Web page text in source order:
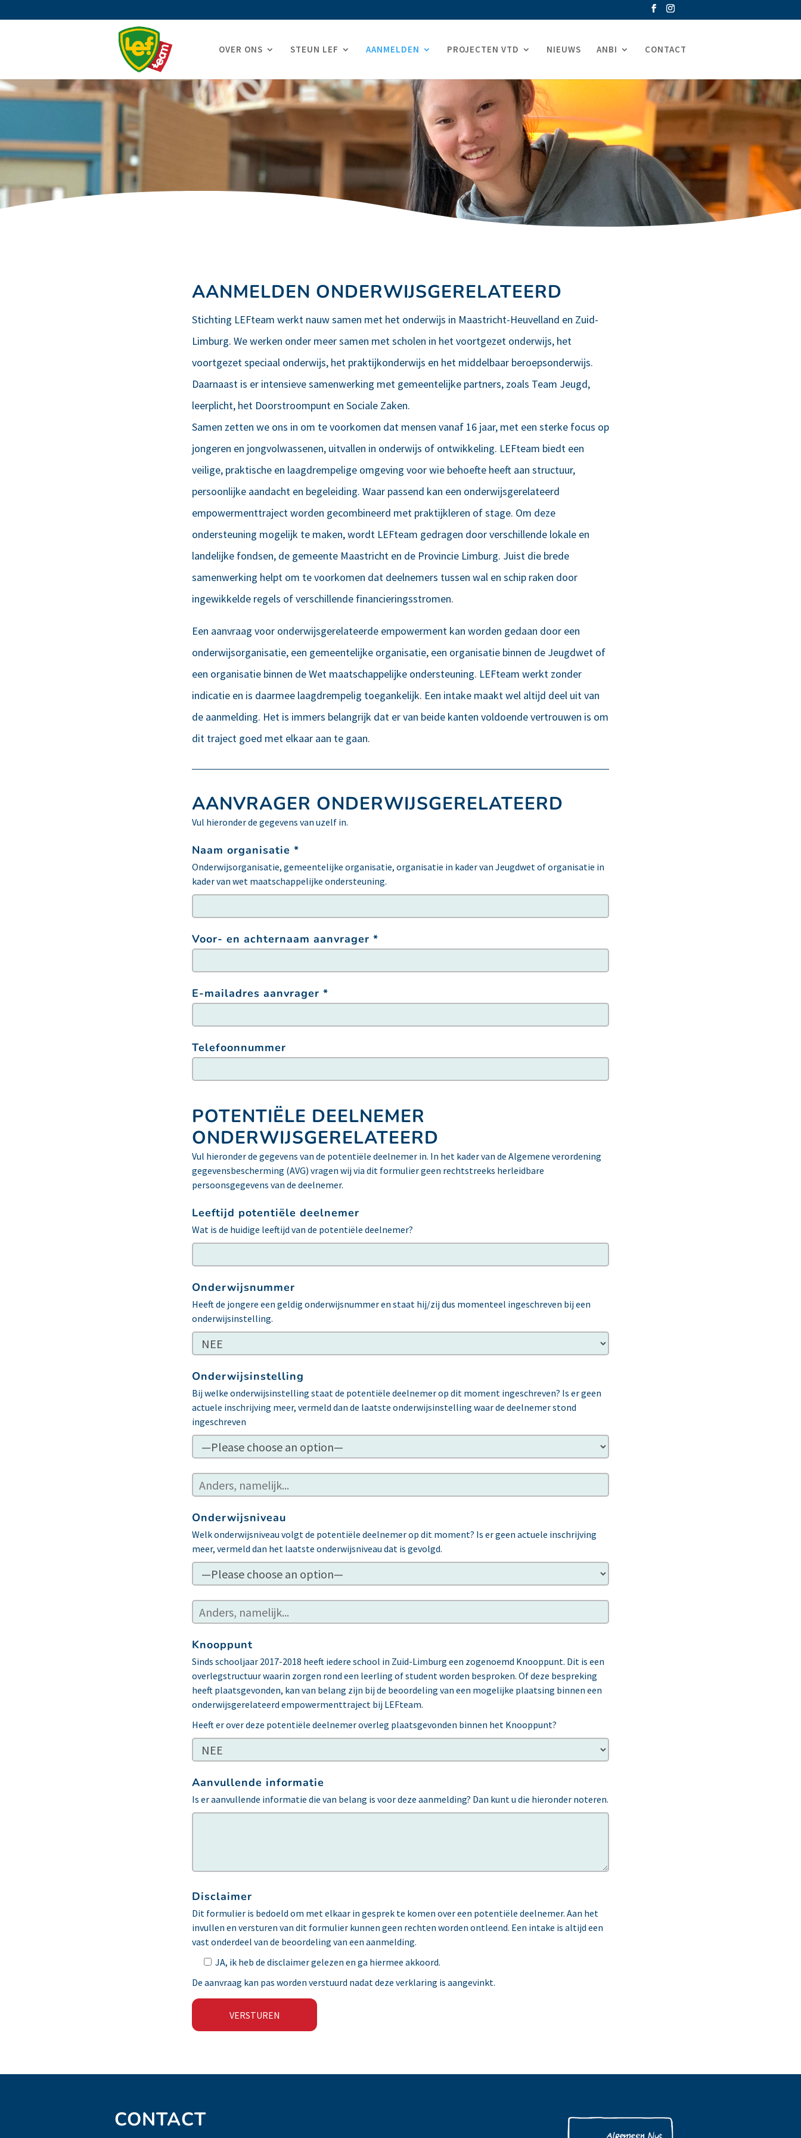
OVER ONS STEUN LEF AANMELDEN PROJECTEN VTD NIEUWS ANBI CONTACT
AANMELDEN ONDERWIJSGERELATEERD
Stichting LEFteam werkt nauw samen met het onderwijs in Maastricht-Heuvelland en Zuid-
Limburg. We werken onder meer samen met scholen in het voortgezet onderwijs, het
voortgezet speciaal onderwijs, het praktijkonderwijs en het middelbaar beroepsonderwijs.
Daarnaast is er intensieve samenwerking met gemeentelijke partners, zoals Team Jeugd,
leerplicht, het Doorstroompunt en Sociale Zaken.
Samen zetten we ons in om te voorkomen dat mensen vanaf 16 jaar, met een sterke focus op
jongeren en jongvolwassenen, uitvallen in onderwijs of ontwikkeling. LEFteam biedt een
veilige, praktische en laagdrempelige omgeving voor wie behoefte heeft aan structuur,
persoonlijke aandacht en begeleiding. Waar passend kan een onderwijsgerelateerd
empowermenttraject worden gecombineerd met praktijkleren of stage. Om deze
ondersteuning mogelijk te maken, wordt LEFteam gedragen door verschillende lokale en
landelijke fondsen, de gemeente Maastricht en de Provincie Limburg. Juist die brede
samenwerking helpt om te voorkomen dat deelnemers tussen wal en schip raken door
ingewikkelde regels of verschillende financieringsstromen.
Een aanvraag voor onderwijsgerelateerde empowerment kan worden gedaan door een
onderwijsorganisatie, een gemeentelijke organisatie, een organisatie binnen de Jeugdwet of
een organisatie binnen de Wet maatschappelijke ondersteuning. LEFteam werkt zonder
indicatie en is daarmee laagdrempelig toegankelijk. Een intake maakt wel altijd deel uit van
de aanmelding. Het is immers belangrijk dat er van beide kanten voldoende vertrouwen is om
dit traject goed met elkaar aan te gaan.
AANVRAGER ONDERWIJSGERELATEERD
Vul hieronder de gegevens van uzelf in.
Naam organisatie *
Onderwijsorganisatie, gemeentelijke organisatie, organisatie in kader van Jeugdwet of organisatie in
kader van wet maatschappelijke ondersteuning.
Voor- en achternaam aanvrager *
E-mailadres aanvrager *
Telefoonnummer
POTENTIËLE DEELNEMER
ONDERWIJSGERELATEERD
Vul hieronder de gegevens van de potentiële deelnemer in. In het kader van de Algemene verordening
gegevensbescherming (AVG) vragen wij via dit formulier geen rechtstreeks herleidbare
persoonsgegevens van de deelnemer.
Leeftijd potentiële deelnemer
Wat is de huidige leeftijd van de potentiële deelnemer?
Onderwijsnummer
Heeft de jongere een geldig onderwijsnummer en staat hij/zij dus momenteel ingeschreven bij een
onderwijsinstelling.
Onderwijsinstelling
Bij welke onderwijsinstelling staat de potentiële deelnemer op dit moment ingeschreven? Is er geen
actuele inschrijving meer, vermeld dan de laatste onderwijsinstelling waar de deelnemer stond
ingeschreven
Onderwijsniveau
Welk onderwijsniveau volgt de potentiële deelnemer op dit moment? Is er geen actuele inschrijving
meer, vermeld dan het laatste onderwijsniveau dat is gevolgd.
Knooppunt
Sinds schooljaar 2017-2018 heeft iedere school in Zuid-Limburg een zogenoemd Knooppunt. Dit is een
overlegstructuur waarin zorgen rond een leerling of student worden besproken. Of deze bespreking
heeft plaatsgevonden, kan van belang zijn bij de beoordeling van een mogelijke plaatsing binnen een
onderwijsgerelateerd empowermenttraject bij LEFteam.
Heeft er over deze potentiële deelnemer overleg plaatsgevonden binnen het Knooppunt?
Aanvullende informatie
Is er aanvullende informatie die van belang is voor deze aanmelding? Dan kunt u die hieronder noteren.
Disclaimer
Dit formulier is bedoeld om met elkaar in gesprek te komen over een potentiële deelnemer. Aan het
invullen en versturen van dit formulier kunnen geen rechten worden ontleend. Een intake is altijd een
vast onderdeel van de beoordeling van een aanmelding.
JA, ik heb de disclaimer gelezen en ga hiermee akkoord.
De aanvraag kan pas worden verstuurd nadat deze verklaring is aangevinkt.
CONTACT